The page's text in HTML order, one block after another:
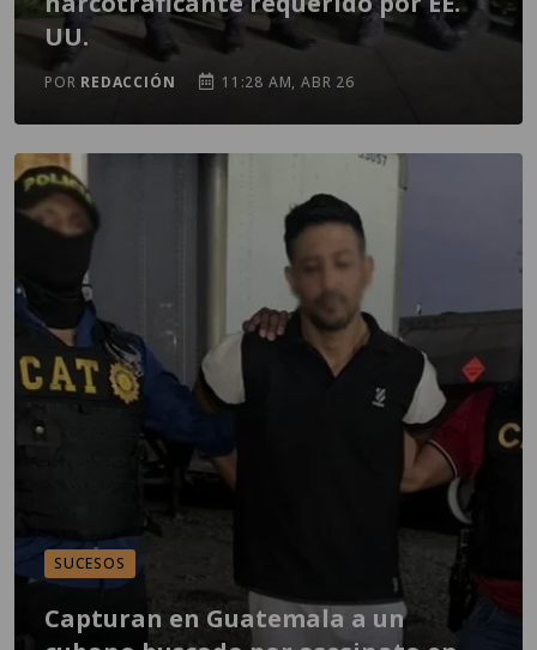
UU.
POR REDACCIÓN 11:28 AM, ABR 26
SUCESOS
Capturan en Guatemala a un